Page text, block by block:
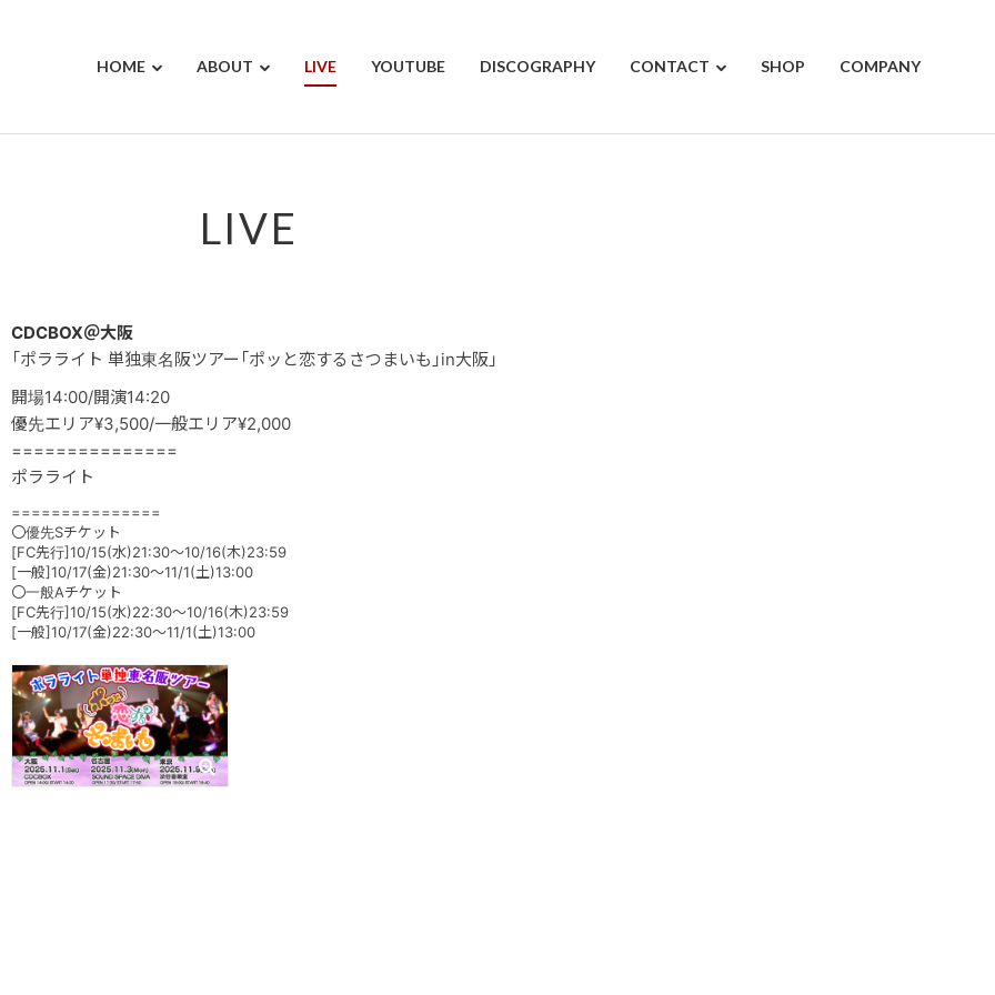
HOME ABOUT LIVE YOUTUBE DISCOGRAPHY CONTACT SHOP COMPANY
LIVE
CDCBOX＠大阪
「ポラライト 単独東名阪ツアー「ポッと恋するさつまいも」in大阪」
開場14:00/開演14:20
優先エリア¥3,500/一般エリア¥2,000
===============
ポラライト
===============
〇優先Sチケット
[FC先行]10/15(水)21:30～10/16(木)23:59
[一般]10/17(金)21:30～11/1(土)13:00
〇一般Aチケット
[FC先行]10/15(水)22:30～10/16(木)23:59
[一般]10/17(金)22:30～11/1(土)13:00